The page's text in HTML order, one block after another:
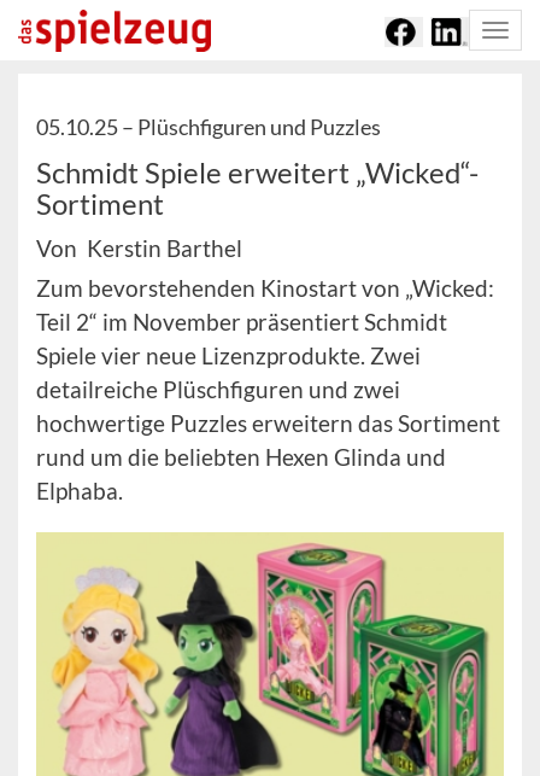
05.10.25 – Plüschfiguren und Puzzles
Schmidt Spiele erweitert „Wicked“-
Sortiment
Von Kerstin Barthel
Zum bevorstehenden Kinostart von „Wicked:
Teil 2“ im November präsentiert Schmidt
Spiele vier neue Lizenzprodukte. Zwei
detailreiche Plüschfiguren und zwei
hochwertige Puzzles erweitern das Sortiment
rund um die beliebten Hexen Glinda und
Elphaba.